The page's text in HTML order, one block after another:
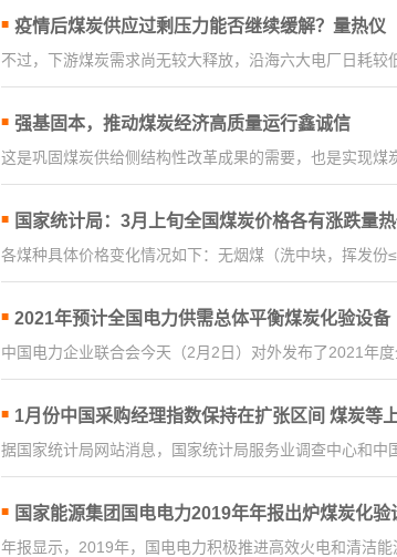
疫情后煤炭供应过剩压力能否继续缓解？量热仪
不过，下游煤炭需求尚无较大释放，沿海六大电厂日耗
强基固本，推动煤炭经济高质量运行鑫诚信
这是巩固煤炭供给侧结构性改革成果的需要，也是实现
国家统计局：3月上旬全国煤炭价格各有涨跌量
各煤种具体价格变化情况如下：无烟煤（洗中块，挥发
2021年预计全国电力供需总体平衡煤炭化验设备
中国电力企业联合会今天（2月2日）对外发布了2021年
1月份中国采购经理指数保持在扩张区间 煤炭等
据国家统计局网站消息，国家统计局服务业调查中心和
国家能源集团国电电力2019年年报出炉煤炭化验
年报显示，2019年，国电电力积极推进高效火电和清洁